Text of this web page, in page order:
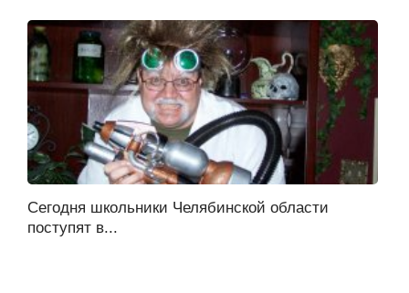
Сегодня школьники Челябинской области
поступят в...